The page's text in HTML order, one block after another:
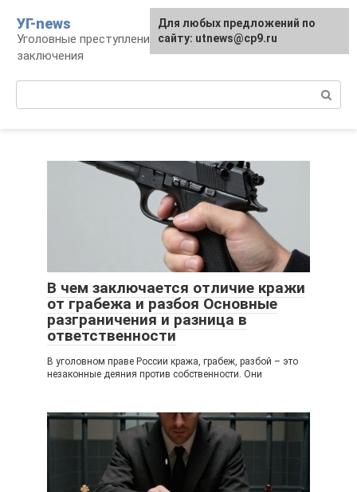
контенту
УГ-news
Уголовные преступления, наказания, места
заключения
В чем заключается отличие кражи
от грабежа и разбоя Основные
разграничения и разница в
ответственности
В уголовном праве России кража, грабеж, разбой – это
незаконные деяния против собственности. Они
Для любых предложений по
сайту: utnews@cp9.ru